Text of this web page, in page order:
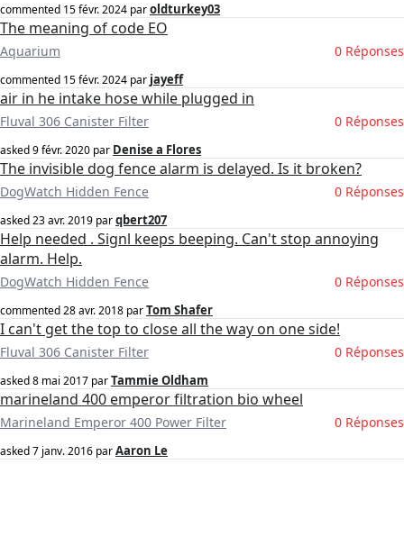
commented 15 févr. 2024 paroldturkey03
The meaning of code EO
Aquarium 0 Réponses
commented 15 févr. 2024 par jayeff
air in he intake hose while plugged in
Fluval 306 Canister Filter 0 Réponses
asked9 févr. 2020 par Denise a Flores
The invisible dog fence alarm is delayed. Is it broken?
DogWatch Hidden Fence 0 Réponses
asked23 avr. 2019 parqbert207
Help needed . Signl keeps beeping. Can't stop annoying
alarm. Help.
DogWatch Hidden Fence 0 Réponses
commented28 avr. 2018 parTom Shafer
I can't get the top to close all the way on one side!
Fluval 306 Canister Filter 0 Réponses
asked8 mai 2017 parTammie Oldham
marineland 400 emperor filtration bio wheel
Marineland Emperor 400 Power Filter 0 Réponses
asked7 janv. 2016 parAaron Le